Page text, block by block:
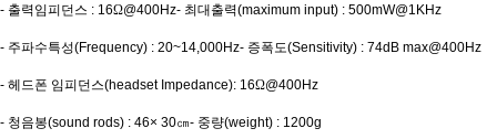
- 출력임피던스 : 16Ω@400Hz- 최대출력(maximum input) : 500mW@1KHz
- 주파수특성(Frequency) : 20~14,000Hz- 증폭도(Sensitivity) : 74dB max@400Hz
- 헤드폰 임피던스(headset Impedance): 16Ω@400Hz
- 청음봉(sound rods) : 46× 30㎝- 중량(weight) : 1200g